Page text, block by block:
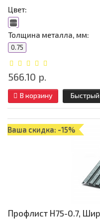
Цвет:
Толщина металла, мм:
0.75
566.10 р.
В корзину Быстрый
Ваша скидка: -15%
Профлист Н75-0.7,